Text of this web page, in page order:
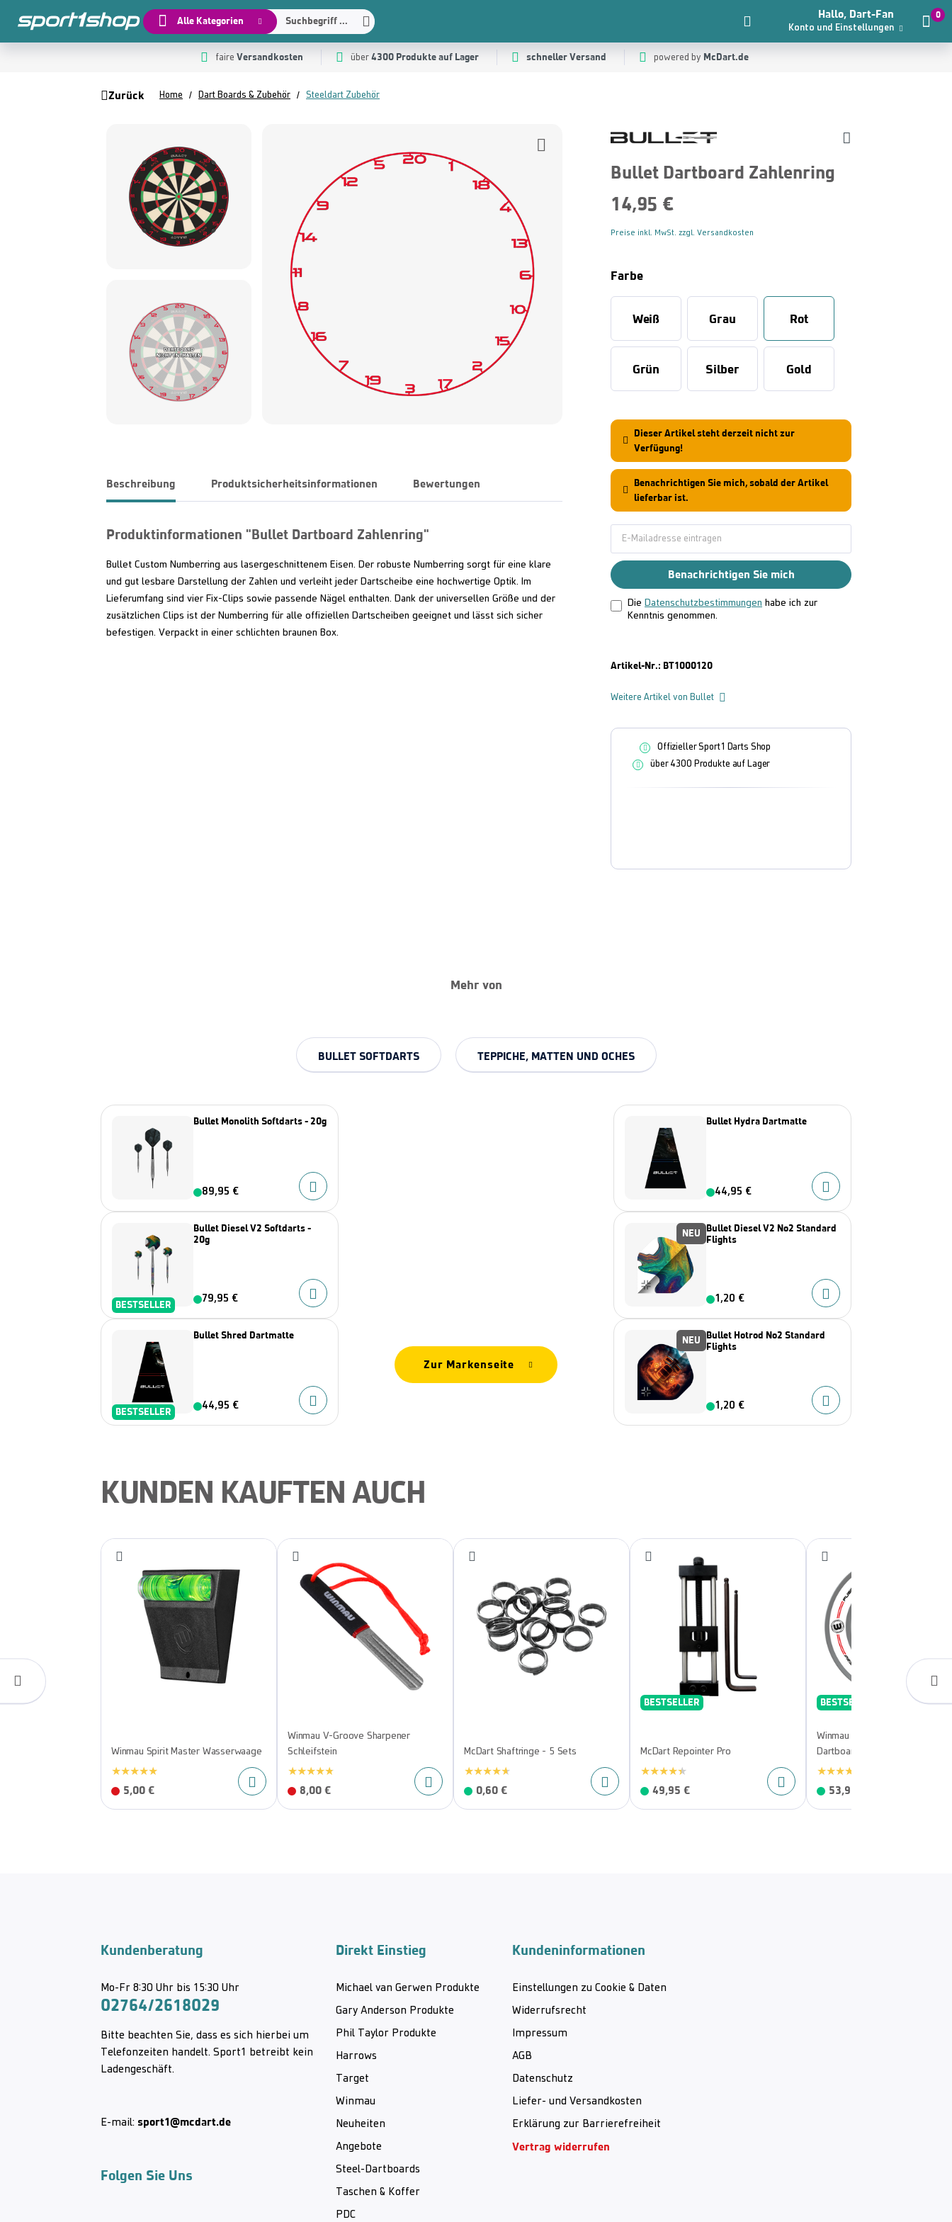
Alle Kategorien Suchbegriff ...
Hallo, Dart-Fan
Konto und Einstellungen
0
faire Versandkosten über 4300 Produkte auf Lager schneller Versand powered by McDart.de
Zurück Home Dart Boards & Zubehör Steeldart Zubehör
Beschreibung Produktsicherheitsinformationen Bewertungen
Produktinformationen "Bullet Dartboard Zahlenring"
Bullet Custom Numberring aus lasergeschnittenem Eisen. Der robuste Numberring sorgt für eine klare
und gut lesbare Darstellung der Zahlen und verleiht jeder Dartscheibe eine hochwertige Optik. Im
Lieferumfang sind vier Fix-Clips sowie passende Nägel enthalten. Dank der universellen Größe und der
zusätzlichen Clips ist der Numberring für alle offiziellen Dartscheiben geeignet und lässt sich sicher
befestigen. Verpackt in einer schlichten braunen Box.
Bullet Dartboard Zahlenring
14,95 €
Preise inkl. MwSt. zzgl. Versandkosten
Farbe
Weiß Grau Rot
Grün Silber Gold
Dieser Artikel steht derzeit nicht zur
Verfügung!
Benachrichtigen Sie mich, sobald der Artikel
lieferbar ist.
Benachrichtigen Sie mich
Die Datenschutzbestimmungen habe ich zur
Kenntnis genommen.
Artikel-Nr.: BT1000120
Weitere Artikel von Bullet
Offizieller Sport1 Darts Shop
über 4300 Produkte auf Lager
Mehr von
BULLET SOFTDARTS TEPPICHE, MATTEN UND OCHES
Bullet Monolith Softdarts - 20g
89,95 €
BESTSELLER
Bullet Diesel V2 Softdarts -
20g
79,95 €
BESTSELLER
Bullet Shred Dartmatte
44,95 €
Zur Markenseite
Bullet Hydra Dartmatte
44,95 €
NEU Bullet Diesel V2 No2 Standard
Flights
1,20 €
NEU Bullet Hotrod No2 Standard
Flights
1,20 €
KUNDEN KAUFTEN AUCH
Winmau Spirit Master Wasserwaage
5,00 €
Winmau V-Groove Sharpener
Schleifstein
8,00 €
McDart Shaftringe - 5 Sets
0,60 €
BESTSELLER
McDart Repointer Pro
49,95 €
BESTSELLER
Winmau Pro-Line Original White
Dartboard Surround
53,95 €
Kundenberatung
Mo-Fr 8:30 Uhr bis 15:30 Uhr
02764/2618029
Bitte beachten Sie, dass es sich hierbei um
Telefonzeiten handelt. Sport1 betreibt kein
Ladengeschäft.
E-mail: sport1@mcdart.de
Folgen Sie Uns
Direkt Einstieg
Michael van Gerwen Produkte
Gary Anderson Produkte
Phil Taylor Produkte
Harrows
Target
Winmau
Neuheiten
Angebote
Steel-Dartboards
Taschen & Koffer
PDC
Kundeninformationen
Einstellungen zu Cookie & Daten
Widerrufsrecht
Impressum
AGB
Datenschutz
Liefer- und Versandkosten
Erklärung zur Barrierefreiheit
Vertrag widerrufen